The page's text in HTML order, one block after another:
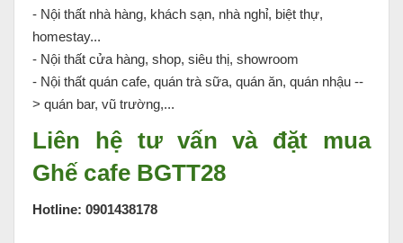
- Nội thất nhà hàng, khách sạn, nhà nghỉ, biệt thự,
homestay...
- Nội thất cửa hàng, shop, siêu thị, showroom
- Nội thất quán cafe, quán trà sữa, quán ăn, quán nhậu --
> quán bar, vũ trường,...
Liên hệ tư vấn và đặt mua
Ghế cafe BGTT28
Hotline: 0901438178